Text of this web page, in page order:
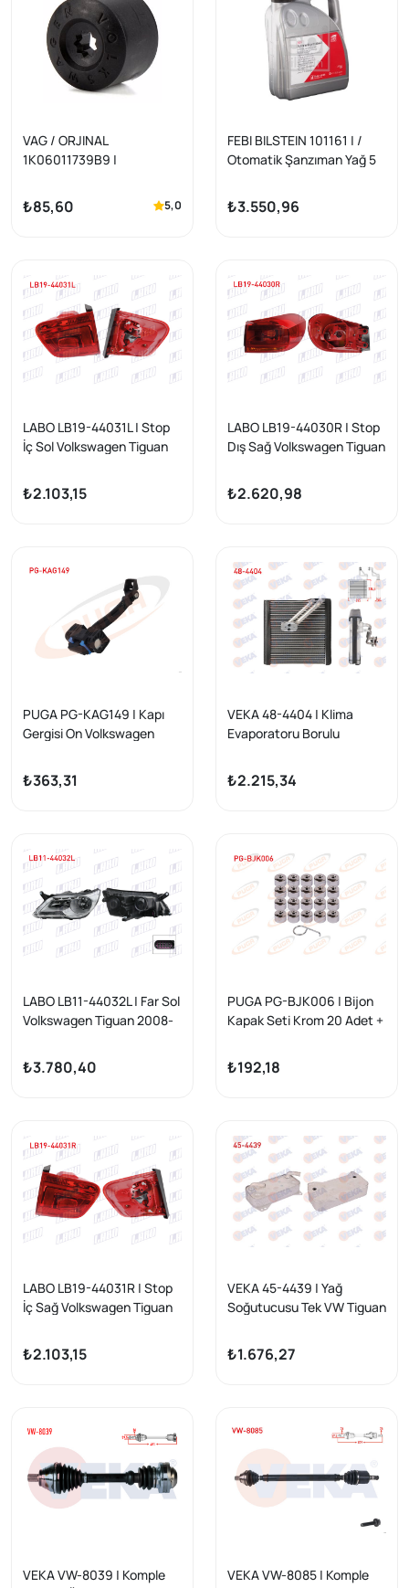
VAG / ORJINAL
1K06011739B9 |
Golf Jetta Polo Touran
Passat Caddy Bijon Kapağı
₺85,60 5,0
FEBI BILSTEIN 101161 | /
Otomatik Şanzıman Yağ 5
₺3.550,96
LABO LB19-44031L | Stop
İç Sol Volkswagen Tiguan
₺2.103,15
LABO LB19-44030R | Stop
Dış Sağ Volkswagen Tiguan
₺2.620,98
PUGA PG-KAG149 | Kapı
Gergisi On Volkswagen
₺363,31
VEKA 48-4404 | Klima
Evaporatoru Borulu
03-08 / Golf VI 08-12 /
Passat 05-10 / Passat 10-
Superb II 08-15
₺2.215,34
LABO LB11-44032L | Far Sol
Volkswagen Tiguan 2008-
₺3.780,40
PUGA PG-BJK006 | Bijon
Kapak Seti Krom 20 Adet +
Volkswagen
₺192,18
LABO LB19-44031R | Stop
İç Sağ Volkswagen Tiguan
₺2.103,15
VEKA 45-4439 | Yağ
Soğutucusu Tek VW Tiguan
/ Audi Q3 (8Ub) 2.0 TDI-2.0
TFSI 2011-2018
₺1.676,27
VEKA VW-8039 | Komple
VEKA VW-8085 | Komple